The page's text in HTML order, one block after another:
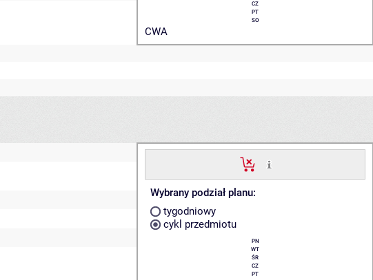
CZ
PT
SO
CWA
Wybrany podział planu:
tygodniowy
cykl przedmiotu
PN
WT
ŚR
CZ
PT